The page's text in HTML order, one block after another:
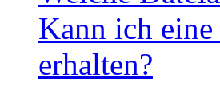
Kann ich
erhalten?